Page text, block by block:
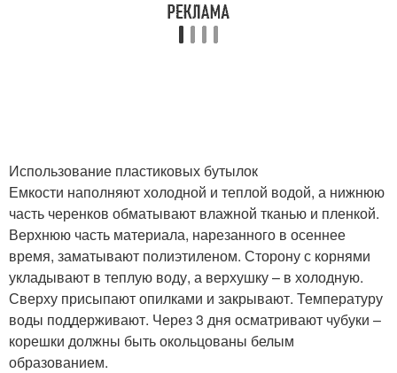
Использование пластиковых бутылок
Емкости наполняют холодной и теплой водой, а нижнюю
часть черенков обматывают влажной тканью и пленкой.
Верхнюю часть материала, нарезанного в осеннее
время, заматывают полиэтиленом. Сторону с корнями
укладывают в теплую воду, а верхушку – в холодную.
Сверху присыпают опилками и закрывают. Температуру
воды поддерживают. Через 3 дня осматривают чубуки –
корешки должны быть окольцованы белым
образованием.